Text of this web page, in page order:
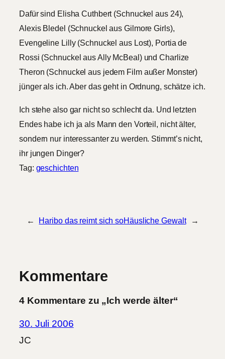
Dafür sind Elisha Cuthbert (Schnuckel aus 24),
Alexis Bledel (Schnuckel aus Gilmore Girls),
Evengeline Lilly (Schnuckel aus Lost), Portia de
Rossi (Schnuckel aus Ally McBeal) und Charlize
Theron (Schnuckel aus jedem Film außer Monster)
jünger als ich. Aber das geht in Ordnung, schätze ich.
Ich stehe also gar nicht so schlecht da. Und letzten
Endes habe ich ja als Mann den Vorteil, nicht älter,
sondern nur interessanter zu werden. Stimmt’s nicht,
ihr jungen Dinger?
Tag: geschichten
← Haribo das reimt sich soHäusliche Gewalt →
Kommentare
4 Kommentare zu „Ich werde älter“
30. Juli 2006
JC